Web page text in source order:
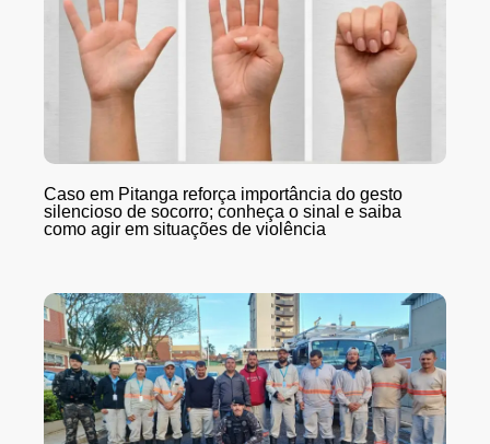
Caso em Pitanga reforça importância do gesto
silencioso de socorro; conheça o sinal e saiba
como agir em situações de violência